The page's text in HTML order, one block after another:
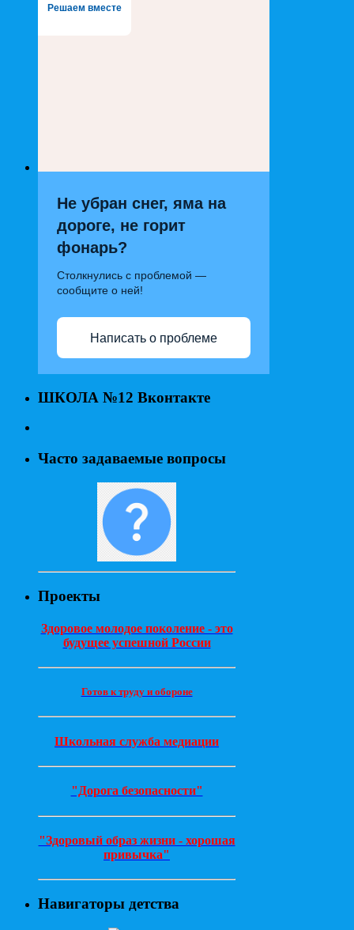
Решаем вместе
Не убран снег, яма на
дороге, не горит
фонарь?
Столкнулись с проблемой —
сообщите о ней!
Написать о проблеме
ШКОЛА №12 Вконтакте
Часто задаваемые вопросы
Проекты
Здоровое молодое поколение - это
будущее успешной России
Готов к труду и обороне
Школьная служба медиации
"Дорога безопасности"
"Здоровый образ жизни - хорошая
привычка"
Навигаторы детства